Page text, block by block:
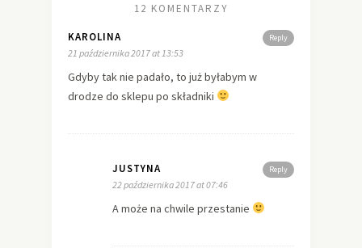
12 KOMENTARZY
Reply
KAROLINA
21 października 2017 at 13:53
Gdyby tak nie padało, to już byłabym w
drodze do sklepu po składniki
Reply
JUSTYNA
22 października 2017 at 07:46
A może na chwile przestanie